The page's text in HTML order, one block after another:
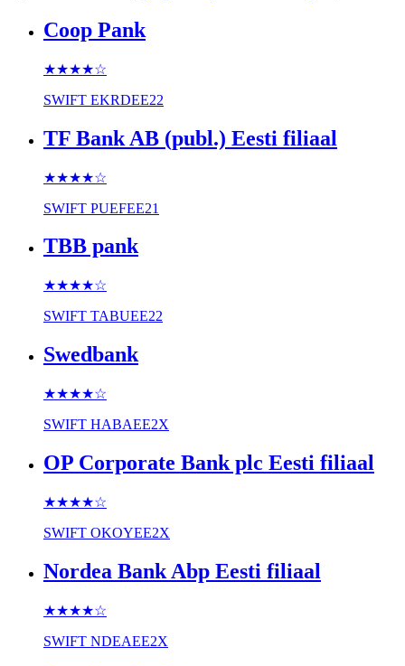
Coop Pank
★★★★☆
SWIFT EKRDEE22
TF Bank AB (publ.) Eesti filiaal
★★★★☆
SWIFT PUEFEE21
TBB pank
★★★★☆
SWIFT TABUEE22
Swedbank
★★★★☆
SWIFT HABAEE2X
OP Corporate Bank plc Eesti filiaal
★★★★☆
SWIFT OKOYEE2X
Nordea Bank Abp Eesti filiaal
★★★★☆
SWIFT NDEAEE2X